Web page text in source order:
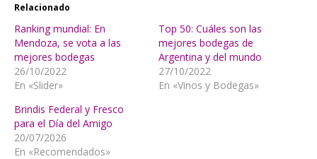
Relacionado
Ranking mundial: En
Mendoza, se vota a las
mejores bodegas
26/10/2022
En «Slider»
Top 50: Cuáles son las
mejores bodegas de
Argentina y del mundo
27/10/2022
En «Vinos y Bodegas»
Brindis Federal y Fresco
para el Día del Amigo
20/07/2026
En «Recomendados»